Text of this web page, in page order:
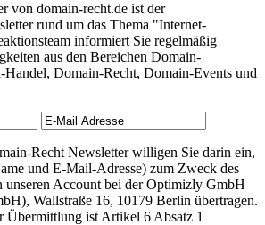
von domain-recht.de ist der
rund um das Thema "Internet-
informiert Sie regelmäßig
aus den Bereichen Domain-
Domain-Recht, Domain-Events und
Recht Newsletter willigen Sie darin ein,
und E-Mail-Adresse) zum Zweck des
unseren Account bei der Optimizly GmbH
Wallstraße 16, 10179 Berlin übertragen.
Übermittlung ist Artikel 6 Absatz 1